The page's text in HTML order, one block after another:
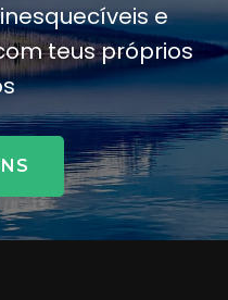
e
teus próprios